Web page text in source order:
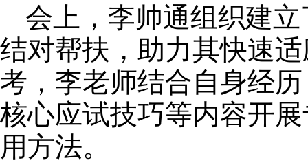
会上，李帅通组织建
结对帮扶，助力其快速
考，李老师结合自身经
核心应试技巧等内容开
用方法。